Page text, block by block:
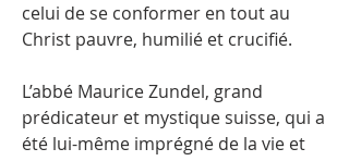
celui de se conformer en tout au
Christ pauvre, humilié et crucifié.
L’abbé Maurice Zundel, grand
prédicateur et mystique suisse, qui a
été lui-même imprégné de la vie et